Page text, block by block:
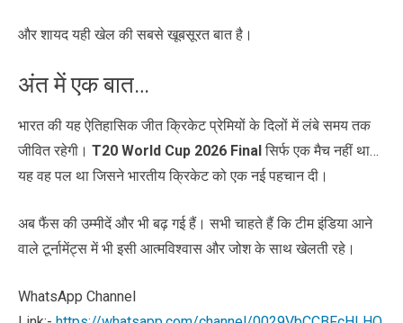
और शायद यही खेल की सबसे खूबसूरत बात है।
अंत में एक बात…
भारत की यह ऐतिहासिक जीत क्रिकेट प्रेमियों के दिलों में लंबे समय तक
जीवित रहेगी। T20 World Cup 2026 Finalसिर्फ एक मैच नहीं था…
यह वह पल था जिसने भारतीय क्रिकेट को एक नई पहचान दी।
अब फैंस की उम्मीदें और भी बढ़ गई हैं। सभी चाहते हैं कि टीम इंडिया आने
वाले टूर्नामेंट्स में भी इसी आत्मविश्वास और जोश के साथ खेलती रहे।
WhatsApp Channel